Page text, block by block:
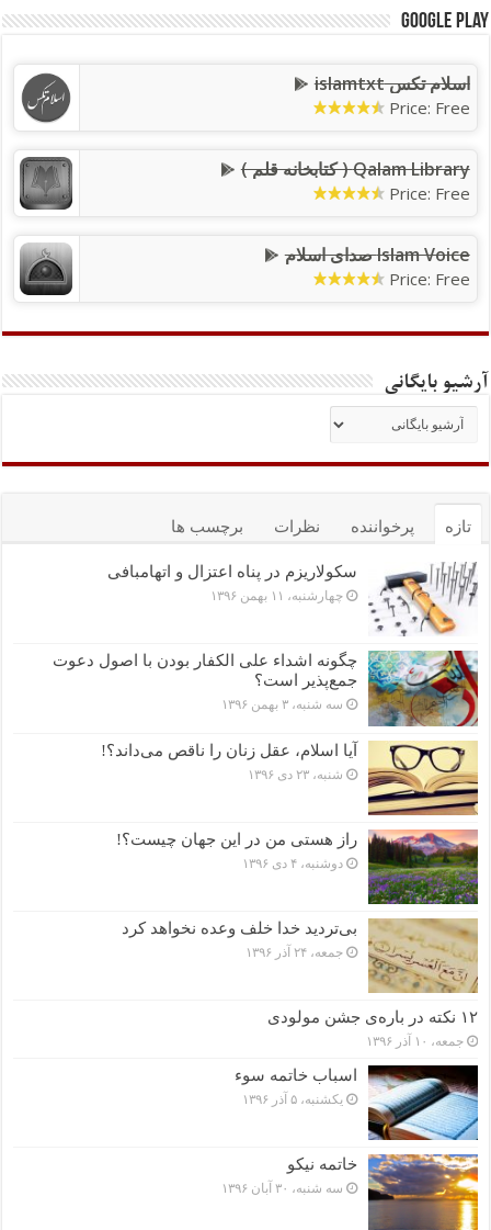
Google Play
اسلام تکس islamtxt
Price: Free
Qalam Library ( کتابخانه قلم )
Price: Free
Islam Voice صدای اسلام
Price: Free
آرشیو بایگانی
تازه پرخواننده نظرات برچسب ها
سکولاریزم در پناه اعتزال و اتهام‎بافی
چهارشنبه، ۱۱ بهمن ۱۳۹۶
چگونه اشداء علی الکفار بودن با اصول دعوت
جمع‌پذیر است؟
سه شنبه، ۳ بهمن ۱۳۹۶
آیا اسلام، عقل زنان را ناقص می‌داند؟!
شنبه، ۲۳ دی ۱۳۹۶
راز هستی من در این جهان چیست؟!
دوشنبه، ۴ دی ۱۳۹۶
بی‌تردید خدا خلف وعده نخواهد کرد
جمعه، ۲۴ آذر ۱۳۹۶
۱۲ نکته در باره‌ی جشن مولودی
جمعه، ۱۰ آذر ۱۳۹۶
اسباب خاتمه سوء
یکشنبه، ۵ آذر ۱۳۹۶
خاتمه نیکو
سه شنبه، ۳۰ آبان ۱۳۹۶